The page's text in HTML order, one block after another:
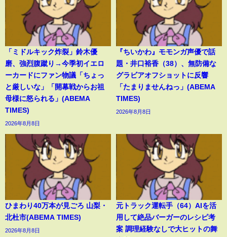
「ミドルキック炸裂」鈴木優
磨、強烈腹蹴り→今季初イエロ
ーカードにファン物議「ちょっ
と厳しいな」「開幕戦からお祖
母様に怒られる」(ABEMA
TIMES)
2026年8月8日
『ちいかわ』モモンガ声優で話
題・井口裕香（38）、無防備な
グラビアオフショットに反響
「たまりませんねっ」(ABEMA
TIMES)
2026年8月8日
ひまわり40万本が見ごろ 山梨・
北杜市(ABEMA TIMES)
2026年8月8日
元トラック運転手（64）AIを活
用して絶品バーガーのレシピ考
案 調理経験なしで大ヒットの舞